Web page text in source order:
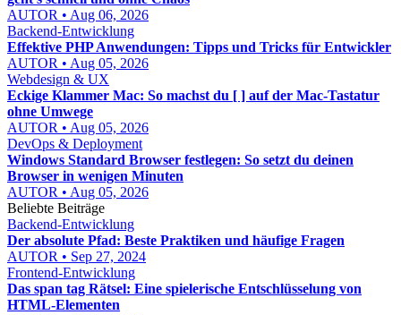
AUTOR • Aug 06, 2026
Backend-Entwicklung
Effektive PHP Anwendungen: Tipps und Tricks für Entwickler
AUTOR • Aug 05, 2026
Webdesign & UX
Eckige Klammer Mac: So machst du [ ] auf der Mac-Tastatur
ohne Umwege
AUTOR • Aug 05, 2026
DevOps & Deployment
Windows Standard Browser festlegen: So setzt du deinen
Browser in wenigen Minuten
AUTOR • Aug 05, 2026
Beliebte Beiträge
Backend-Entwicklung
Der absolute Pfad: Beste Praktiken und häufige Fragen
AUTOR • Sep 27, 2024
Frontend-Entwicklung
Das span tag Rätsel: Eine spielerische Entschlüsselung von
HTML-Elementen